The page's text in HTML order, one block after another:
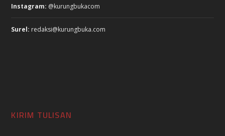
Instagram: @kurungbukacom
Surel: redaksi@kurungbuka.com
KIRIM TULISAN